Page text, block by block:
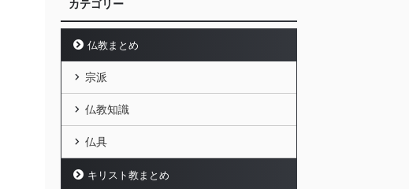
カテゴリー
仏教まとめ
宗派
仏教知識
仏具
キリスト教まとめ